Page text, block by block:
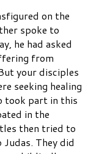
on the
spoke to
he had asked
from
your disciples
seeking healing
took part in this
in the
then tried to
They did